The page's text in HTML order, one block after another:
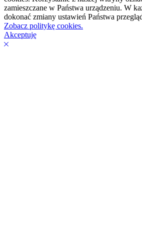
zamieszczane w Państwa urządzeniu. W
dokonać zmiany ustawień Państwa
Zobacz politykę cookies.
Akceptuję